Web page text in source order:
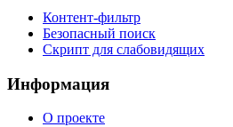
Контент-фильтр
Безопасный поиск
Скрипт для слабовидящих
Информация
О проекте